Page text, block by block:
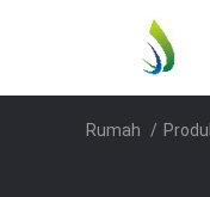
Rumah /